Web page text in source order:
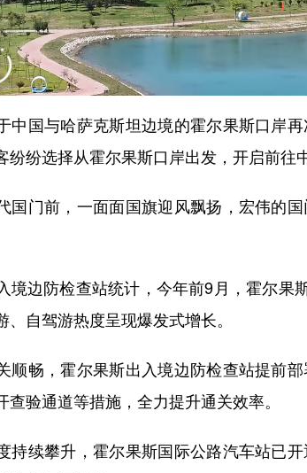
国与哈萨克斯坦边境的霍尔果斯口岸再
纷纷选择从霍尔果斯口岸出发，开启前往
门前，一面面国旗迎风飘扬，宏伟的国
边防检查站统计，今年前9月，霍尔果
、自驾游热度呈现爆发式增长。
畅，霍尔果斯出入境边防检查站提前部
查验通道等措施，全力提升通关效率。
续攀升，霍尔果斯国际公路汽车站已开